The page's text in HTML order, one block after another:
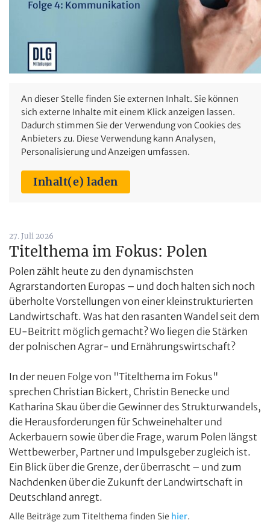
An dieser Stelle finden Sie externen Inhalt. Sie können
sich externe Inhalte mit einem Klick anzeigen lassen.
Dadurch stimmen Sie der Verwendung von Cookies des
Anbieters zu. Diese Verwendung kann Analysen,
Personalisierung und Anzeigen umfassen.
Inhalt(e) laden
27. Juli 2026
Titelthema im Fokus: Polen
Polen zählt heute zu den dynamischsten
Agrarstandorten Europas – und doch halten sich noch
überholte Vorstellungen von einer kleinstrukturierten
Landwirtschaft. Was hat den rasanten Wandel seit dem
EU-Beitritt möglich gemacht? Wo liegen die Stärken
der polnischen Agrar- und Ernährungswirtschaft?
In der neuen Folge von "Titelthema im Fokus"
sprechen Christian Bickert, Christin Benecke und
Katharina Skau über die Gewinner des Strukturwandels,
die Herausforderungen für Schweinehalter und
Ackerbauern sowie über die Frage, warum Polen längst
Wettbewerber, Partner und Impulsgeber zugleich ist.
Ein Blick über die Grenze, der überrascht – und zum
Nachdenken über die Zukunft der Landwirtschaft in
Deutschland anregt.
Alle Beiträge zum Titelthema finden Sie hier.